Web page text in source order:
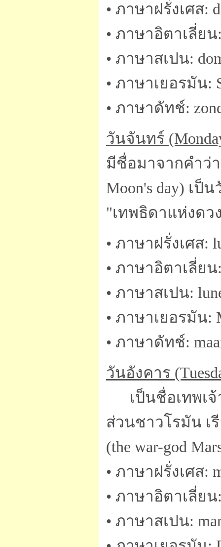
• ภาษาฝรั่งเศส:
• ภาษาอิตาเลี่ยน
• ภาษาสเปน:
• ภาษาเยอรมัน:
• ภาษาดัทช์:
วันจันทร์
มีชื่อมาจากคำว่า
Moon's day) เ
"เทพธิดาแห่งดวง
• ภาษาฝรั่งเศส:
• ภาษาอิตาเลี่ยน
• ภาษาสเปน:
• ภาษาเยอรมัน:
• ภาษาดัทช์:
วันอังคาร
เป็นชื่อเทพเจ้า
ส่วนชาวโรมัน เ
(the war-god
• ภาษาฝรั่งเศส:
• ภาษาอิตาเลี่ยน
• ภาษาสเปน: